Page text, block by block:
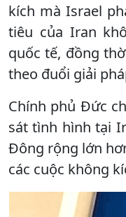
kích mà Israel
tiêu của Iran
quốc tế, đồng
theo đuổi giải
Chính phủ Đức
sát tình hình tại
Đông rộng lớn
các cuộc không